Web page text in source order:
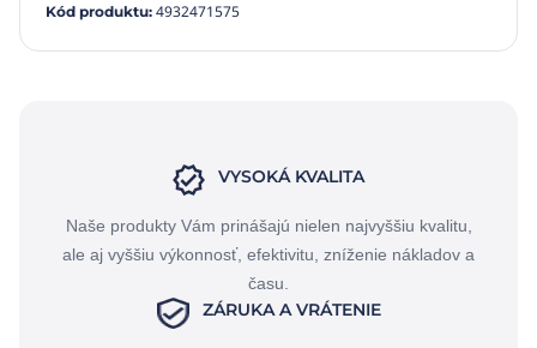
Kód produktu: 4932471575
VYSOKÁ KVALITA
Naše produkty Vám prinášajú nielen najvyššiu kvalitu,
ale aj vyššiu výkonnosť, efektivitu, zníženie nákladov a
času.
ZÁRUKA A VRÁTENIE